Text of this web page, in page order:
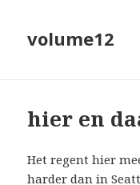
volume12
hier en
Het regent hier
harder dan in